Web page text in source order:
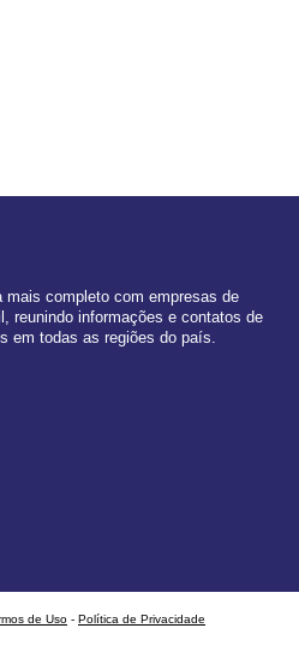
mais completo com empresas de
reunindo informações e contatos de
em todas as regiões do país.
de Uso - Política de Privacidade